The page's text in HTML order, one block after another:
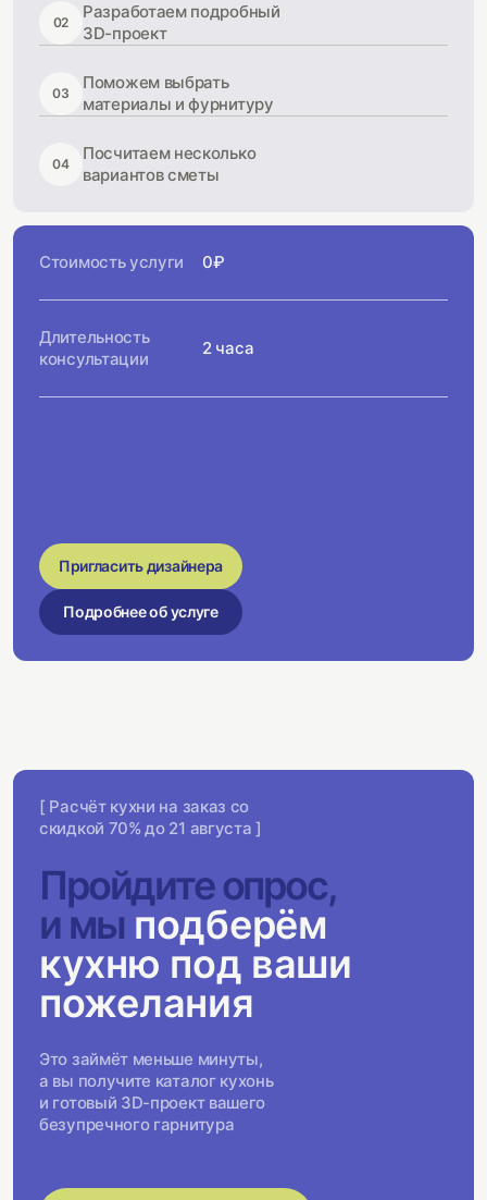
02
Разработаем подробный
3D-проект
03
Поможем выбрать
материалы и фурнитуру
04
Посчитаем несколько
вариантов сметы
Стоимость услуги 0₽
Длительность
консультации
2 часа
Пригласить дизайнера
Подробнее об услуге
[ Расчёт кухни на заказ со
скидкой 70% до 21 августа ]
Пройдите опрос,
и мы подберём
кухню под ваши
пожелания
Это займёт меньше минуты,
а вы получите каталог кухонь
и готовый 3D-проект вашего
безупречного гарнитура